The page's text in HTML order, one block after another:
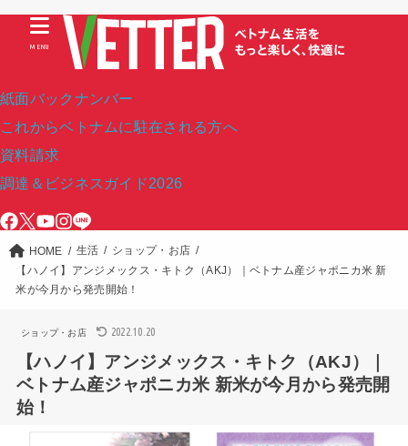
紙面バックナンバー
これからベトナムに駐在される方へ
資料請求
調達＆ビジネスガイド2026
MENU
HOME 生活
ショップ・お店
【ハノイ】アンジメックス・キトク（AKJ）｜ベトナム産ジャポニカ米 新
米が今月から発売開始！
ショップ・お店 2022.10.20
【ハノイ】アンジメックス・キトク（AKJ）｜
ベトナム産ジャポニカ米 新米が今月から発売開
始！